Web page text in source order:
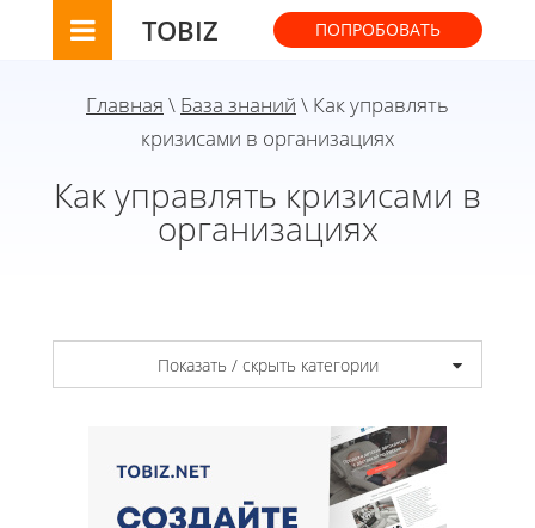
TOBIZ ПОПРОБОВАТЬ
Главная \ База знаний \ Как управлять
кризисами в организациях
Как управлять кризисами в
организациях
Показать / скрыть категории